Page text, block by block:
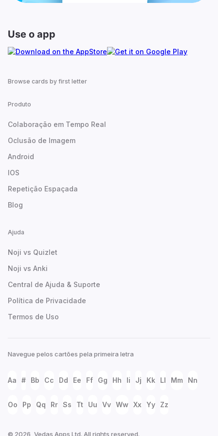
Use o app
Browse cards by first letter
Produto
Colaboração em Tempo Real
Oclusão de Imagem
Android
IOS
Repetição Espaçada
Blog
Ajuda
Noji vs Quizlet
Noji vs Anki
Central de Ajuda & Suporte
Política de Privacidade
Termos de Uso
Navegue pelos cartões pela primeira letra
Aa # Bb Cc Dd Ee Ff Gg Hh Ii Jj Kk Ll Mm Nn
Oo Pp Qq Rr Ss Tt Uu Vv Ww Xx Yy Zz
© 2026, Vedas Apps Ltd. All rights reserved.